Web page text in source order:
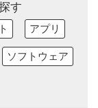
す
アプリ
ソフトウェア